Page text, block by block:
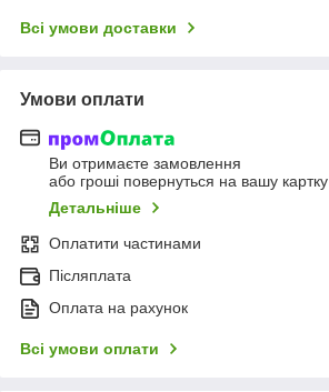
Всі умови доставки
Умови оплати
Ви отримаєте замовлення
або гроші повернуться на вашу картку
Детальніше
Оплатити частинами
Післяплата
Оплата на рахунок
Всі умови оплати